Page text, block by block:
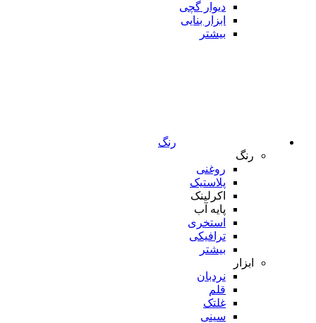
دیوار گچی
ابزار بنایی
بیشتر
رنگ
رنگ
روغنی
پلاستیک
اکرلینک
پایه آب
استخری
ترافیکی
بیشتر
ابزار
نردبان
قلم
غلتک
سینی